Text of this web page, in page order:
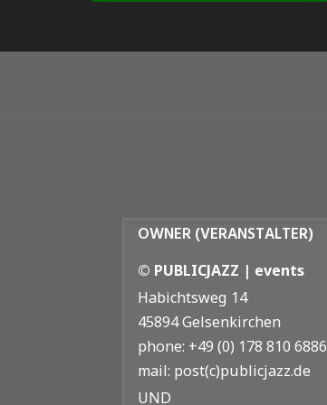
OWNER (VERANSTALTER)
© PUBLICJAZZ | events
Habichtsweg 14
45894 Gelsenkirchen
phone: +49 (0) 178 810 6886
mail: post(c)publicjazz.de
UND